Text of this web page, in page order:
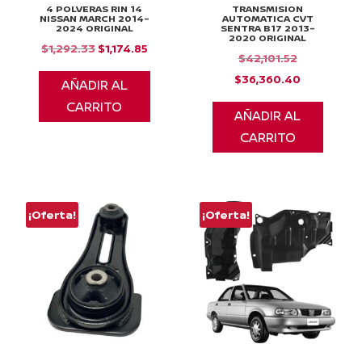
4 POLVERAS RIN 14
NISSAN MARCH 2014-
2024 ORIGINAL
$1,292.33 El
precio
original
era:
$1,174.85El
precio
AÑADIR AL
CARRITO
TRANSMISION
AUTOMATICA CVT
SENTRA B17 2013-
2020 ORIGINAL
$42,101.52El
precio
original
era:
$36,360.40
precio
actual
AÑADIR AL
CARRITO
¡Oferta! ¡Oferta!